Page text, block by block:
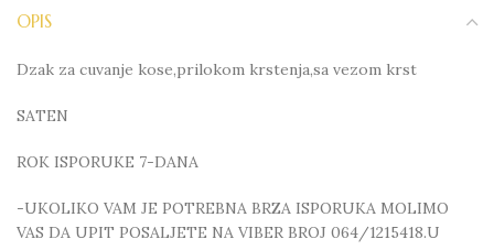
OPIS
Dzak za cuvanje kose,prilokom krstenja,sa vezom krst
SATEN
ROK ISPORUKE 7-DANA
-UKOLIKO VAM JE POTREBNA BRZA ISPORUKA MOLIMO
VAS DA UPIT POSALJETE NA VIBER BROJ 064/1215418.U